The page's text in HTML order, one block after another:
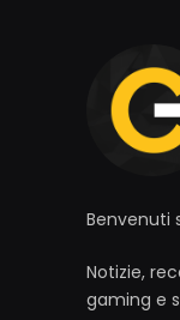
Benvenuti
Notizie,
gaming e